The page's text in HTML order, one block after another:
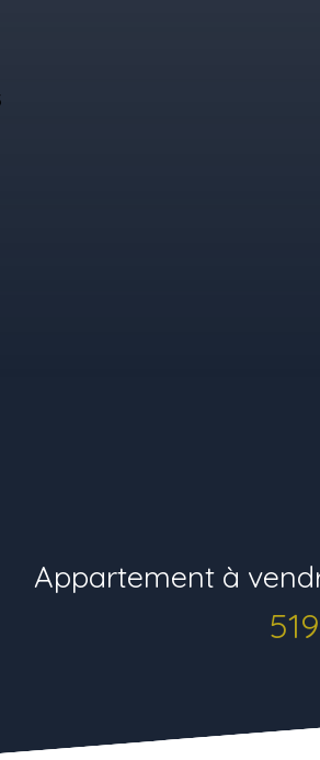
Appartement à